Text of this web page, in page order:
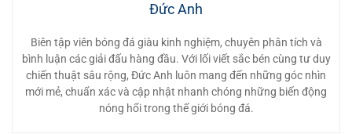
Đức Anh
Biên tập viên bóng đá giàu kinh nghiệm, chuyên phân tích và
bình luận các giải đấu hàng đầu. Với lối viết sắc bén cùng tư duy
chiến thuật sâu rộng, Đức Anh luôn mang đến những góc nhìn
mới mẻ, chuẩn xác và cập nhật nhanh chóng những biến động
nóng hổi trong thế giới bóng đá.